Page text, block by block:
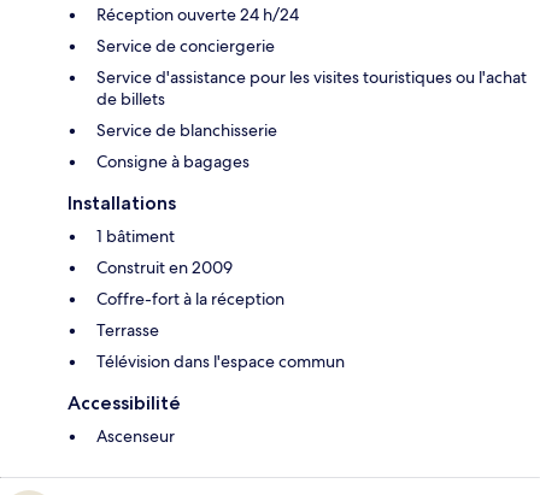
Réception ouverte 24 h/24
Service de conciergerie
Service d'assistance pour les visites touristiques ou l'achat
de billets
Service de blanchisserie
Consigne à bagages
Installations
1 bâtiment
Construit en 2009
Coffre-fort à la réception
Terrasse
Télévision dans l'espace commun
Accessibilité
Ascenseur